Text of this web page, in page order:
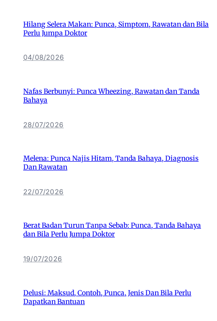
Hilang Selera Makan: Punca, Simptom, Rawatan dan Bila
Perlu Jumpa Doktor
04/08/2026
Nafas Berbunyi: Punca Wheezing, Rawatan dan Tanda
Bahaya
28/07/2026
Melena: Punca Najis Hitam, Tanda Bahaya, Diagnosis
Dan Rawatan
22/07/2026
Berat Badan Turun Tanpa Sebab: Punca, Tanda Bahaya
dan Bila Perlu Jumpa Doktor
19/07/2026
Delusi: Maksud, Contoh, Punca, Jenis Dan Bila Perlu
Dapatkan Bantuan